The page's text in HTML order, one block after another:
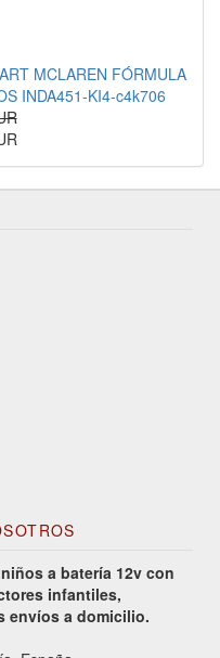
MCLAREN FÓRMULA
INDA451-KI4-c4k706
a batería 12v con
infantiles,
envíos a domicilio.